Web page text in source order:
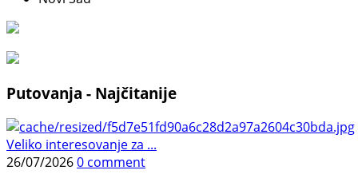
Putovanja - Najčitanije
Veliko interesovanje za ...
26/07/20260 comment